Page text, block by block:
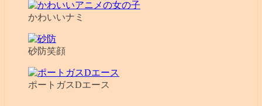
かわいいナミ
砂防笑顔
ポートガスDエース